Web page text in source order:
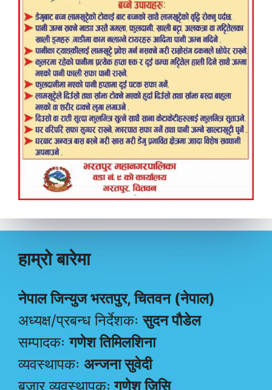
हाम्रो बारेमा
नेपाल जिन्युज भरतपुर, चितवन (नेपाल)
अध्यक्ष/प्रबन्ध निर्देशकःसुदन पौडेल
सम्पादकःगणेश तिमिलशिना
व्यवस्थापकः अन्जना सुवेदी
बजार व्यवस्थापकः गणेश जिसि